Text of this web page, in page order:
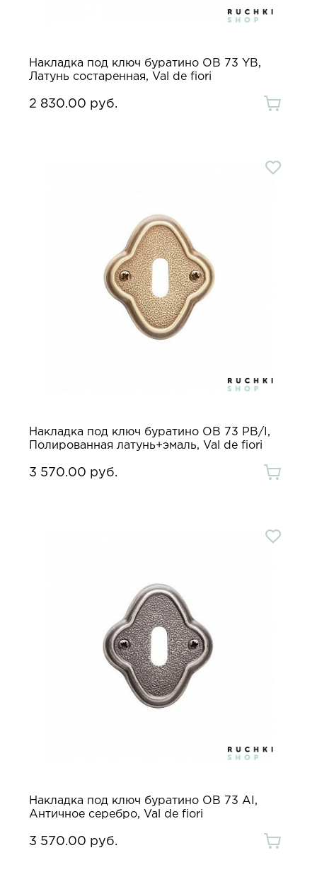
Накладка под ключ буратино OB 73 YB,
Латунь состаренная, Val de fiori
2 830.00 руб.
Накладка под ключ буратино OB 73 PB/I,
Полированная латунь+эмаль, Val de fiori
3 570.00 руб.
Накладка под ключ буратино OB 73 AI,
Античное серебро, Val de fiori
3 570.00 руб.